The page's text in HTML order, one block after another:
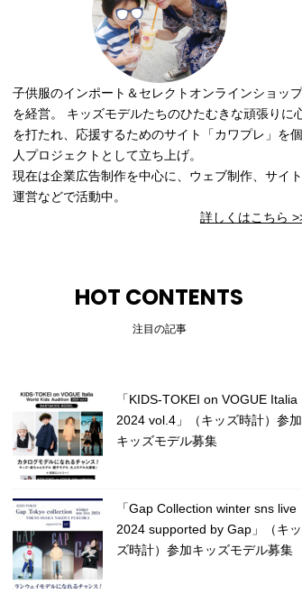
子供服のインポート＆セレクトオンラインショップ
を経営。 キッズモデルたちのひたむきな頑張りに
を打たれ、応援するためのサイト「カワプレ」を個
人プロジェクトとして立ち上げ。
現在は企業広告制作を中心に、ウェブ制作、サイト
運営などで活動中。
詳しくはこちら
HOT CONTENTS
注目の記事
「KIDS-TOKEI on VOGUE Italia
2024 vol.4」（キッズ時計）参加
キッズモデル募集
「Gap Collection winter sns live
2024 supported by Gap」（キッ
ズ時計）参加キッズモデル募集